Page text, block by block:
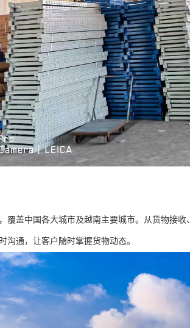
覆盖中国各大城市及越南主要城市。从货物接
沟通，让客户随时掌握货物动态。